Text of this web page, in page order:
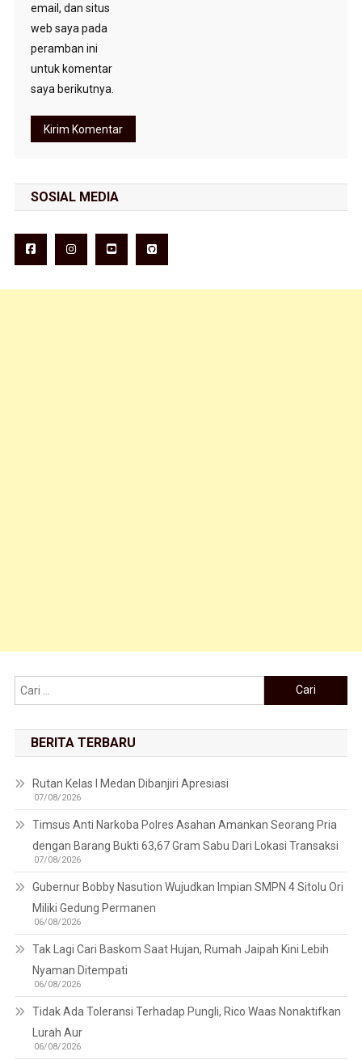
email, dan situs
web saya pada
peramban ini
untuk komentar
saya berikutnya.
SOSIAL MEDIA
Cari untuk:
BERITA TERBARU
Rutan Kelas I Medan Dibanjiri Apresiasi
07/08/2026
Timsus Anti Narkoba Polres Asahan Amankan Seorang Pria
dengan Barang Bukti 63,67 Gram Sabu Dari Lokasi Transaksi
07/08/2026
Gubernur Bobby Nasution Wujudkan Impian SMPN 4 Sitolu Ori
Miliki Gedung Permanen
06/08/2026
Tak Lagi Cari Baskom Saat Hujan, Rumah Jaipah Kini Lebih
Nyaman Ditempati
06/08/2026
Tidak Ada Toleransi Terhadap Pungli, Rico Waas Nonaktifkan
Lurah Aur
06/08/2026